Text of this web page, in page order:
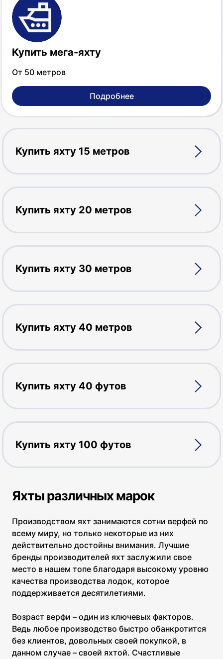
Купить мега-яхту
От 50 метров
Подробнее
Купить яхту 15 метров
Купить яхту 20 метров
Купить яхту 30 метров
Купить яхту 40 метров
Купить яхту 40 футов
Купить яхту 100 футов
Яхты различных марок
Производством яхт занимаются сотни верфей по
всему миру, но только некоторые из них
действительно достойны внимания. Лучшие
бренды производителей яхт заслужили свое
место в нашем топе благодаря высокому уровню
качества производства лодок, которое
поддерживается десятилетиями.
Возраст верфи – один из ключевых факторов.
Ведь любое производство быстро обанкротится
без клиентов, довольных своей покупкой, в
данном случае – своей яхтой. Счастливые